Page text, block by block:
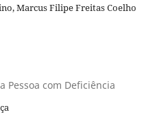
Marcus Filipe Freitas Coelho
Pessoa com Deficiência